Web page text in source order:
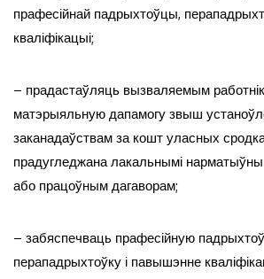
прафесійнай падрыхтоўцы,
кваліфікацыі;
– прадастаўляць вызваляемым
матэрыяльную дапамогу звыш
заканадаўствам за кошт уласных
прадугледжана лакальнымі
або працоўным дагаворам;
– забяспечваць прафесійную
перападрыхтоўку і павышэнне